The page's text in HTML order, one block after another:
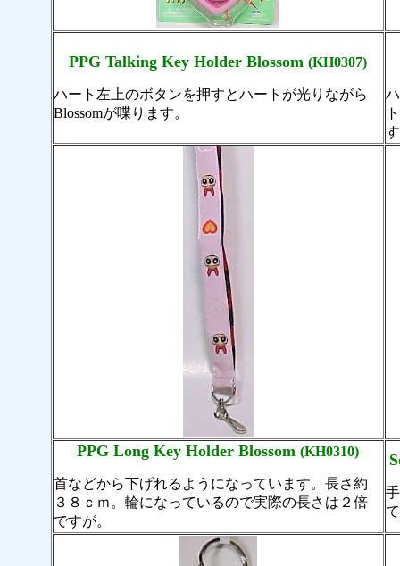
PPG Talking Key Holder Blossom (KH0307)
ハート左上のボタンを押すとハートが光りながら
Blossomが喋ります。
PPG Long Key Holder Blossom (KH0310)
首などから下げれるようになっています。長さ約
３８ｃｍ。輪になっているので実際の長さは２倍
ですが。